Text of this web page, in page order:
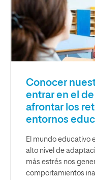
Conocer
entrar en el
afrontar los
entornos
El mundo educativo
alto nivel de
más estrés nos
comportamientos